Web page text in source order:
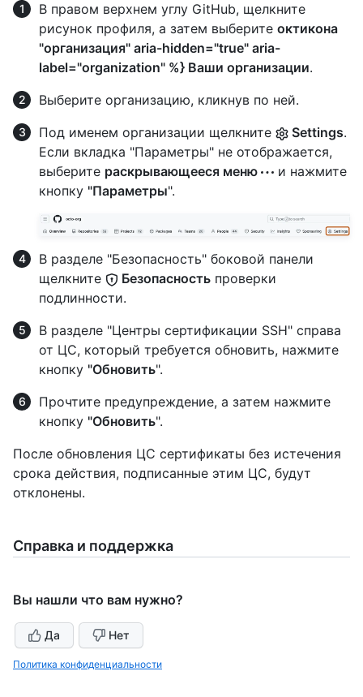
В правом верхнем углу GitHub, щелкните
рисунок профиля, а затем выберите октикона
"организация" aria-hidden="true" aria-
label="organization" %} Ваши организации.
Выберите организацию, кликнув по ней.
Под именем организации щелкните
Settings.
Если вкладка "Параметры" не отображается,
выберите раскрывающееся меню
и нажмите
кнопку "Параметры".
В разделе "Безопасность" боковой панели
щелкните
Безопасность проверки
подлинности.
В разделе "Центры сертификации SSH" справа
от ЦС, который требуется обновить, нажмите
кнопку "Обновить".
Прочтите предупреждение, а затем нажмите
кнопку "Обновить".
После обновления ЦС сертификаты без истечения
срока действия, подписанные этим ЦС, будут
отклонены.
Справка и поддержка
Вы нашли что вам нужно?
Да Нет
Политика конфиденциальности